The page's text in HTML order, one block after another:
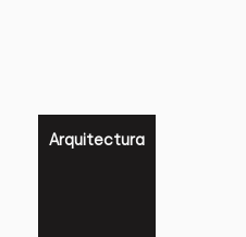
Arquitectura